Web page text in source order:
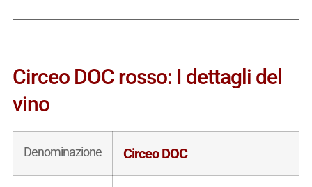
Circeo DOC rosso: I dettagli del
vino
Denominazione Circeo DOC